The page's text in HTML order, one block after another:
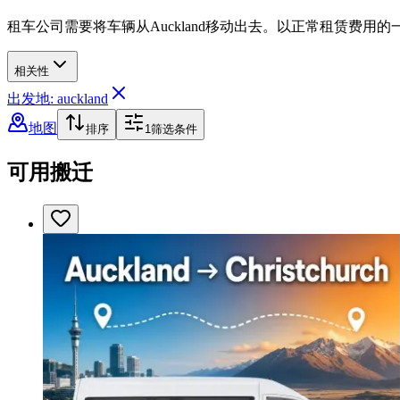
租车公司需要将车辆从Auckland移动出去。以正常租赁费用的
相关性
出发地: auckland
地图
排序 1筛选条件
可用搬迁